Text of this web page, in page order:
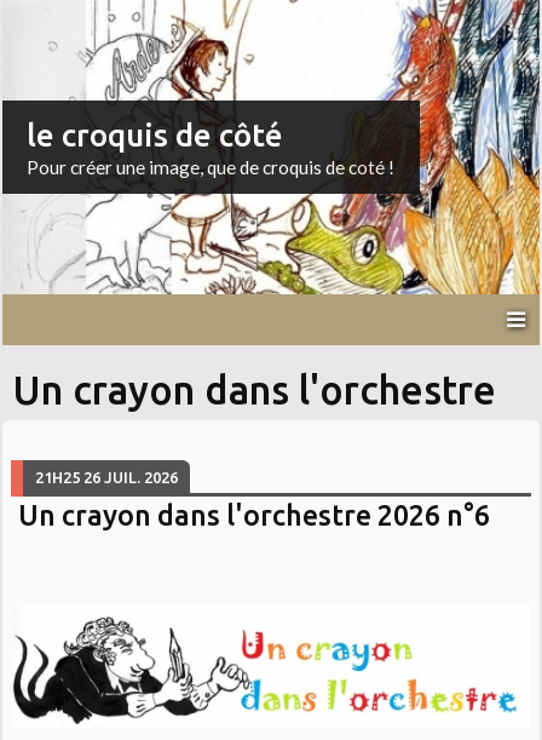
le croquis de côté
Pour créer une image, que de croquis de coté !
Un crayon dans l'orchestre
21H25 26 JUIL. 2026
Un crayon dans l'orchestre 2026 n°6